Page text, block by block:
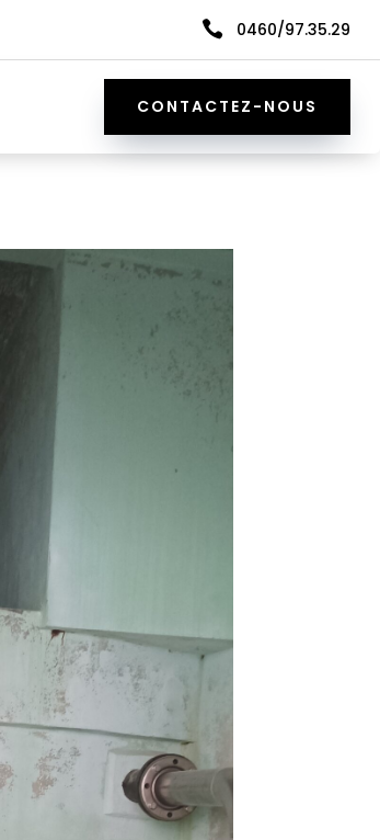
 0460/97.35.29
CONTACTEZ-NOUS